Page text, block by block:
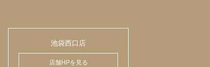
池袋西口店
店舗HPを見る